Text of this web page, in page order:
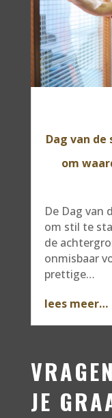
Dag van
om
De Dag van
om stil te
de
onmisbaar
prettige…
lees meer…
JE